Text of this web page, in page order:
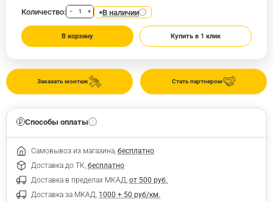
Стать партнером
Заказать монтаж
Количество: − + В наличии
В корзину Купить в 1 клик
Способы оплаты
Самовывоз из магазина, бесплатно
Доставка до ТК, бесплатно
Доставка в пределах МКАД, от 500 руб.
Доставка за МКАД, 1000 + 50 руб/км.